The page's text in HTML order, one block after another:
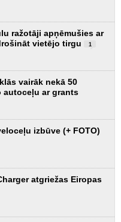
ražotāji apņēmušies ar
vietējo tirgu
1
vairāk nekā 50
autoceļu ar grants
izbūve (+ FOTO)
atgriežas Eiropas